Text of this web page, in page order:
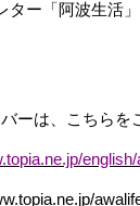
ター「阿波生活
ーは、こちらを